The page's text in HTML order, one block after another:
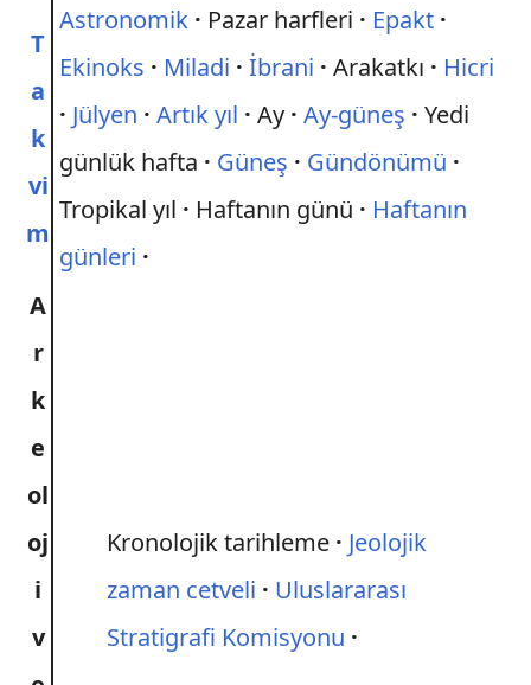
T
a
k
vi
m
Astronomik Pazar harfleri
Epakt
Ekinoks
Miladi İbrani Arakatkı
Hicri
Jülyen
Artık yıl Ay Ay-güneş
Yedi
günlük hafta
Güneş
Gündönümü
Tropikal yıl
Haftanın günü
Haftanın
günleri
A
r
k
e
ol
oj
i
v
Kronolojik tarihleme
Jeolojik
zaman cetveli
Uluslararası
Stratigrafi Komisyonu